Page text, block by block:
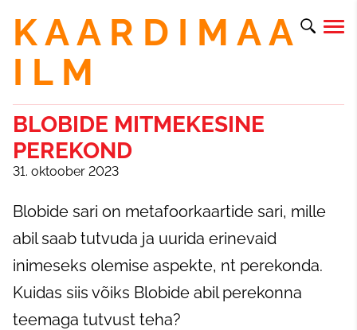
K A A R D I M A A
I L M
BLOBIDE MITMEKESINE
PEREKOND
31. oktoober 2023
Blobide sari on metafoorkaartide sari, mille
abil saab tutvuda ja uurida erinevaid
inimeseks olemise aspekte, nt perekonda.
Kuidas siis võiks Blobide abil perekonna
teemaga tutvust teha?